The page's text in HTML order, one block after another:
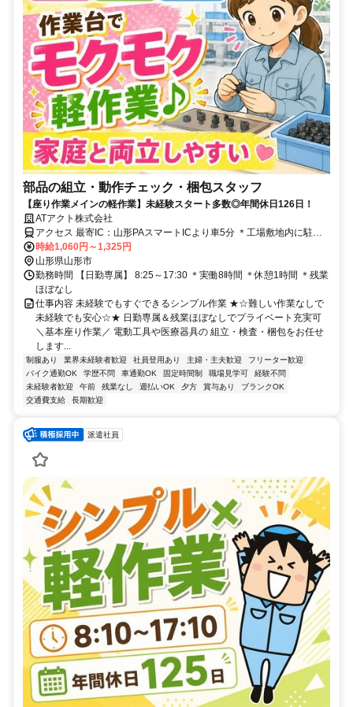
部品の組立・動作チェック・梱包スタッフ
【座り作業メインの軽作業】未経験スタート多数◎年間休日126日！
ATアクト株式会社
アクセス 最寄IC：山形PAスマートICより車5分 ＊工場敷地内に駐車
場あり
時給1,060円～1,325円
山形県山形市
勤務時間 【日勤専属】 8:25～17:30 ＊実働8時間 ＊休憩1時間 ＊残業
ほぼなし
仕事内容 未経験でもすぐできるシンプル作業 ★☆難しい作業なしで
未経験でも安心☆★ 日勤専属＆残業ほぼなしでプライベート充実可
＼基本座り作業／ 電動工具や医療器具の 組立・検査・梱包をお任せ
します...
制服あり 業界未経験者歓迎 社員登用あり 主婦・主夫歓迎
フリーター歓迎
バイク通勤OK
学歴不問 車通勤OK 固定時間制 職場見学可
経験不問
未経験者歓迎
午前 残業なし 週払いOK 夕方 賞与あり
ブランクOK
交通費支給
長期歓迎
派遣社員